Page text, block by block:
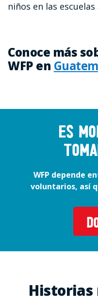
niños en las
Conoce más
WFP en
Es
WFP depende
voluntarios, así
Historias